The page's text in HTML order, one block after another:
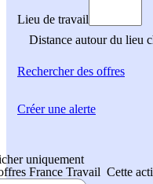
Lieu de travail
Distance autour du lieu
Rechercherdes offres
uniquement
France Travail Cette
Créer une alerte